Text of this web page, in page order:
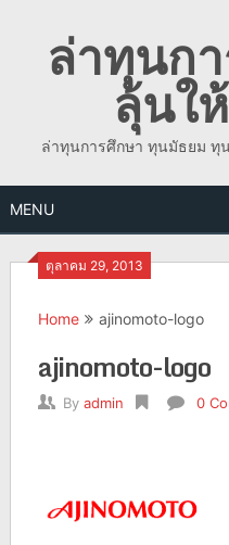
contentล่าทุนก
ลุ้นใ
ล่าทุนการศึกษา ทุนมัธยม ทุ
MENU
ตุลาคม 29, 2013
Home ajinomoto-logo
ajinomoto-logo
By admin 0